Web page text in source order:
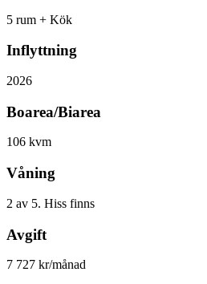
5 rum + Kök
Inflyttning
2026
Boarea/Biarea
106 kvm
Våning
2 av 5. Hiss finns
Avgift
7 727 kr/månad